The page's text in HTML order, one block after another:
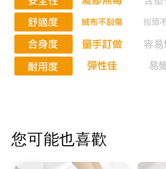
您可能也喜歡